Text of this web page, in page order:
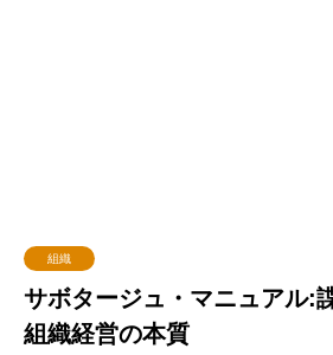
組織
サボタージュ・マニュアル:
組織経営の本質